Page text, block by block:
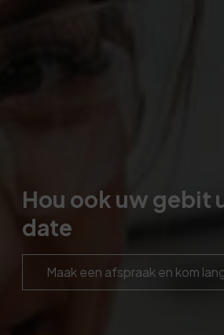
Hou ook uw
date
Maak een afspraak en kom